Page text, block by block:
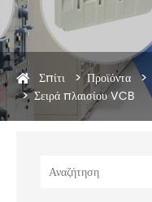
Σπίτι Προϊόντα
Σειρά πλαισίου VCB